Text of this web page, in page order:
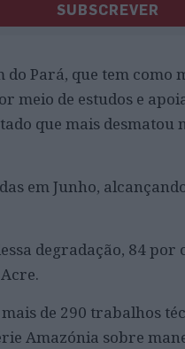
SUBSCREVER
do Pará, que tem como
meio de estudos e
que mais desmatou
em Junho,
degradação, 84 por
de 290 trabalhos
Amazónia sobre